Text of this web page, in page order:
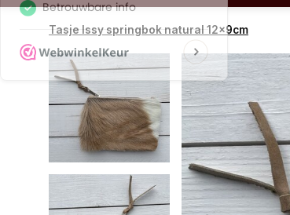
Tasje Issy springbok natural 12x9cm